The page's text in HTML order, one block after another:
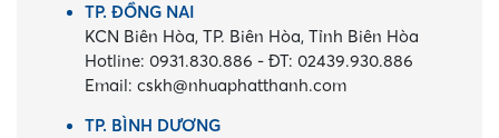
TP. ĐỒNG NAI
KCN Biên Hòa, TP. Biên Hòa, Tỉnh Biên Hòa
Hotline: 0931.830.886 -ĐT: 02439.930.886
Email:cskh@nhuaphatthanh.com
TP. BÌNH DƯƠNG